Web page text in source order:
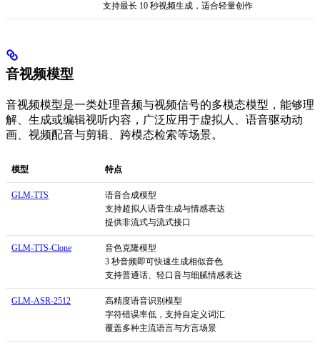
支持最长 10 秒视频生成，适合轻量创作
音视频模型
音视频模型是一类处理音频与视频信号的多模态模型，能够理
解、生成或编辑视听内容，广泛应用于虚拟人、语音驱动动
画、视频配音与剪辑、跨模态检索等场景。
模型 特点
GLM-TTS
语音合成模型
支持超拟人语音生成与情感表达
提供非流式与流式接口
GLM-TTS-Clone
音色克隆模型
3 秒音频即可快速生成相似音色
支持普通话、轻口音与细腻情感表达
GLM-ASR-2512
高精度语音识别模型
字符错误率低，支持自定义词汇
覆盖多种主流语言与方言场景